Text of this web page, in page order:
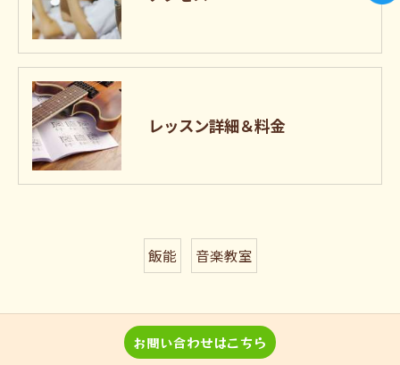
レッスン詳細＆料金
飯能 音楽教室
お問い合わせはこちら